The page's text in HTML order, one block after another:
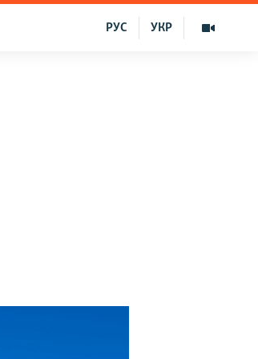
УКР
РУС